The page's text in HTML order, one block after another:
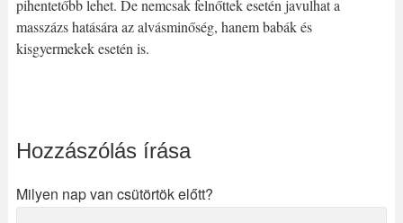
pihentetőbb lehet. De nemcsak felnőttek esetén javulhat a
masszázs hatására az alvásminőség, hanem babák és
kisgyermekek esetén is.
Hozzászólás írása
Milyen nap van csütörtök előtt?